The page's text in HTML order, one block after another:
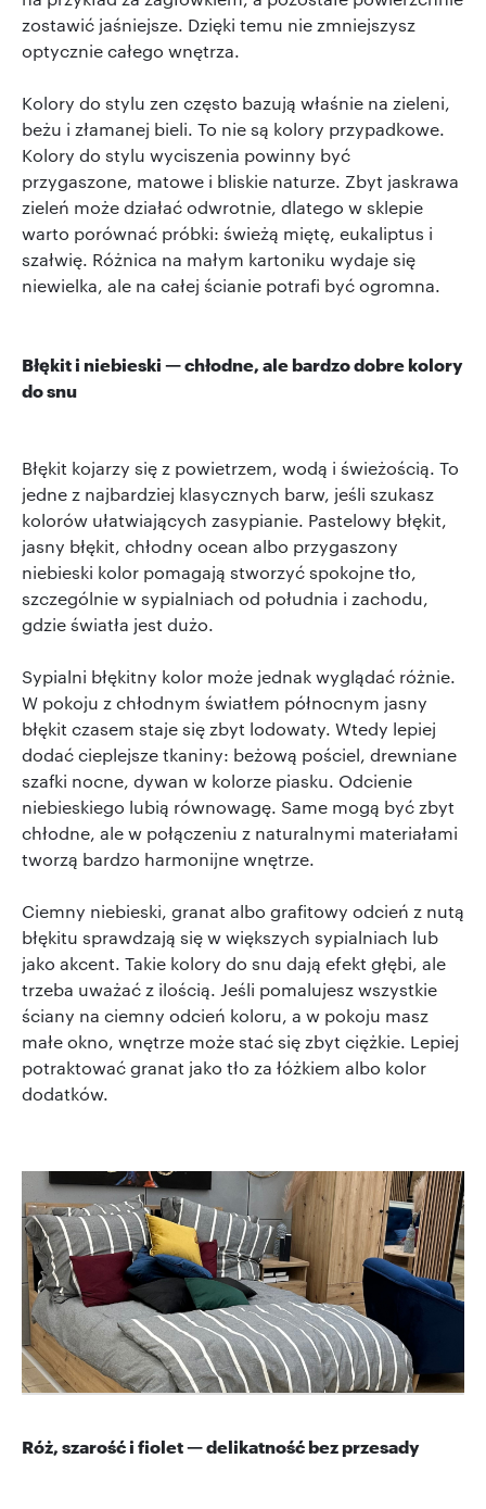
zostawić jaśniejsze. Dzięki temu nie zmniejszysz
optycznie całego wnętrza.
Kolory do stylu zen często bazują właśnie na zieleni,
beżu i złamanej bieli. To nie są kolory przypadkowe.
Kolory do stylu wyciszenia powinny być
przygaszone, matowe i bliskie naturze. Zbyt jaskrawa
zieleń może działać odwrotnie, dlatego w sklepie
warto porównać próbki: świeżą miętę, eukaliptus i
szałwię. Różnica na małym kartoniku wydaje się
niewielka, ale na całej ścianie potrafi być ogromna.
Błękit i niebieski — chłodne, ale bardzo dobre kolory
do snu
Błękit kojarzy się z powietrzem, wodą i świeżością. To
jedne z najbardziej klasycznych barw, jeśli szukasz
kolorów ułatwiających zasypianie. Pastelowy błękit,
jasny błękit, chłodny ocean albo przygaszony
niebieski kolor pomagają stworzyć spokojne tło,
szczególnie w sypialniach od południa i zachodu,
gdzie światła jest dużo.
Sypialni błękitny kolor może jednak wyglądać różnie.
W pokoju z chłodnym światłem północnym jasny
błękit czasem staje się zbyt lodowaty. Wtedy lepiej
dodać cieplejsze tkaniny: beżową pościel, drewniane
szafki nocne, dywan w kolorze piasku. Odcienie
niebieskiego lubią równowagę. Same mogą być zbyt
chłodne, ale w połączeniu z naturalnymi materiałami
tworzą bardzo harmonijne wnętrze.
Ciemny niebieski, granat albo grafitowy odcień z nutą
błękitu sprawdzają się w większych sypialniach lub
jako akcent. Takie kolory do snu dają efekt głębi, ale
trzeba uważać z ilością. Jeśli pomalujesz wszystkie
ściany na ciemny odcień koloru, a w pokoju masz
małe okno, wnętrze może stać się zbyt ciężkie. Lepiej
potraktować granat jako tło za łóżkiem albo kolor
dodatków.
Róż, szarość i fiolet — delikatność bez przesady